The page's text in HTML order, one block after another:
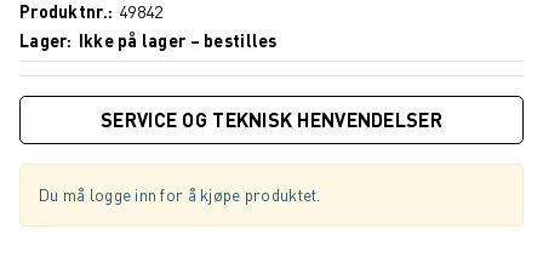
Produktnr.
49842
Lager
Ikke på lager – bestilles
SERVICE OG TEKNISK HENVENDELSER
Du må logge inn for å kjøpe produktet.